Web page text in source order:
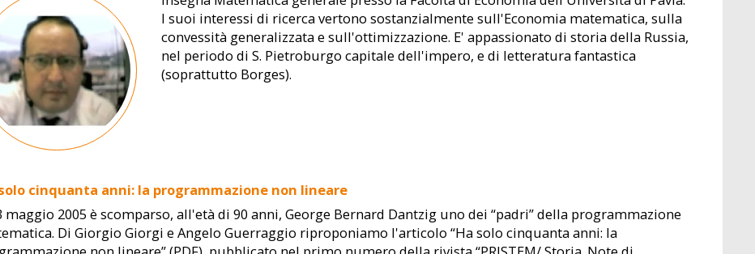
I suoi interessi di ricerca vertono sostanzialmente sull'Economia matematica, sulla
convessità generalizzata e sull'ottimizzazione. E' appassionato di storia della Russia,
nel periodo di S. Pietroburgo capitale dell'impero, e di letteratura fantastica
(soprattutto Borges).
cinquanta anni: la programmazione non lineare
maggio 2005 è scomparso, all'età di 90 anni, George Bernard Dantzig uno dei “padri” della programmazione
Di Giorgio Giorgi e Angelo Guerraggio riproponiamo l'articolo “Ha solo cinquanta anni: la